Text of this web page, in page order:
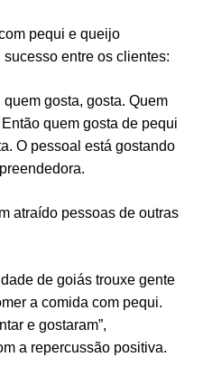
pequi e queijo
entre os clientes:
gosta, gosta. Quem
quem gosta de pequi
O pessoal está gostando
atraído pessoas de outras
de goiás trouxe gente
a comida com pequi.
e gostaram”,
a repercussão positiva.